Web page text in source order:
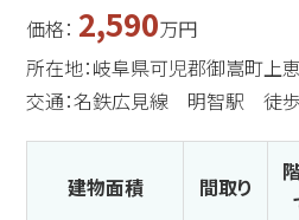
価格： 2,590万円
所在地：岐阜県可児郡御嵩町上
交通：名鉄広見線 明智駅 徒
建物面積 間取り